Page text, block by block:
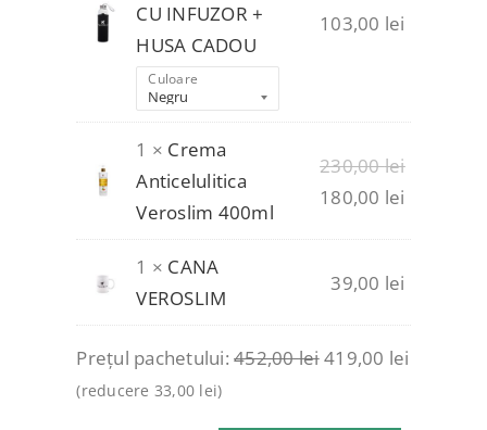
CU INFUZOR +
HUSA CADOU
Culoare
103,00 lei
1 × Crema
Anticelulitica
Veroslim 400ml
230,00leiPrețul
180,00 lei
1 × CANA
VEROSLIM
39,00 lei
Prețul pachetului: 452,00lei419,00 lei
(reducere 33,00 lei)